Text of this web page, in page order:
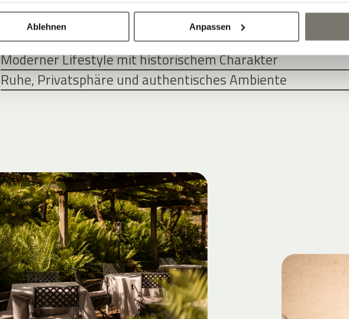
Ablehnen Anpassen
STILVOLL WOHNEN IM HISTORISCHEN WEINGUT-
Zimmer, Suiten und Apartments treffen zeitgemäße
Moderner Lifestyle mit historischem Charakter
Ruhe, Privatsphäre und authentisches Ambiente